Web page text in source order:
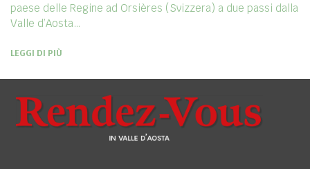
paese delle Regine ad Orsières (Svizzera) a due passi dalla
Valle d’Aosta…
LEGGI DI PIÙ